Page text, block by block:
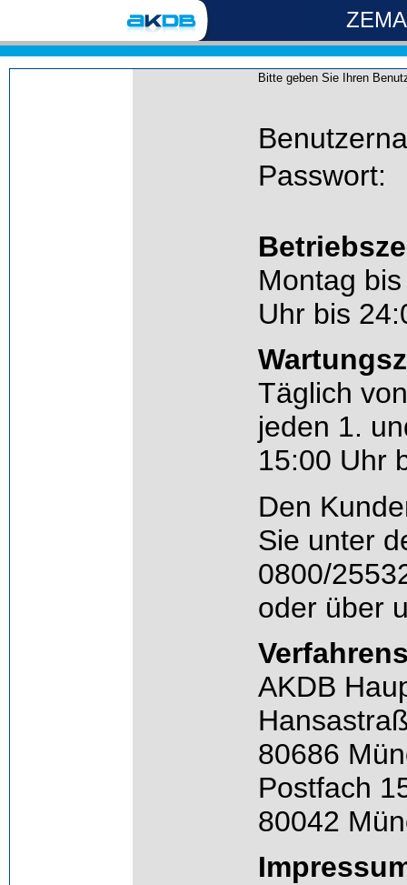
Bitte geben Sie Ihren
Passwort:
Montag
Uhr bis
Täglich
jeden 1.
15:00 Uhr
Den
Sie unter
0800/
oder über
AKDB
80686
Postfach
80042